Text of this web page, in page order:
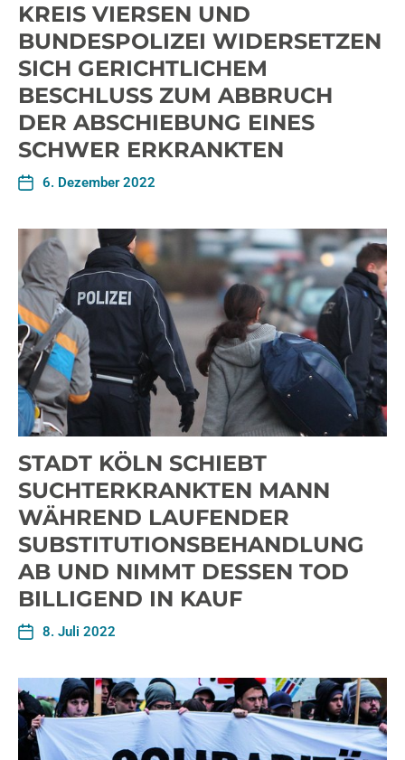
KREIS VIERSEN UND
BUNDESPOLIZEI WIDERSETZEN
SICH GERICHTLICHEM
BESCHLUSS ZUM ABBRUCH
DER ABSCHIEBUNG EINES
SCHWER ERKRANKTEN
6. Dezember 2022
STADT KÖLN SCHIEBT
SUCHTERKRANKTEN MANN
WÄHREND LAUFENDER
SUBSTITUTIONSBEHANDLUNG
AB UND NIMMT DESSEN TOD
BILLIGEND IN KAUF
8. Juli 2022